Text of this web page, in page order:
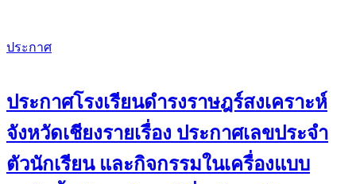
ประกาศ
ประกาศโรงเรียนดำรงราษฎร์สงเคราะห์
จังหวัดเชียงรายเรื่อง ประกาศเลขประจำ
ตัวนักเรียน และกิจกรรมในเครื่องแบบ